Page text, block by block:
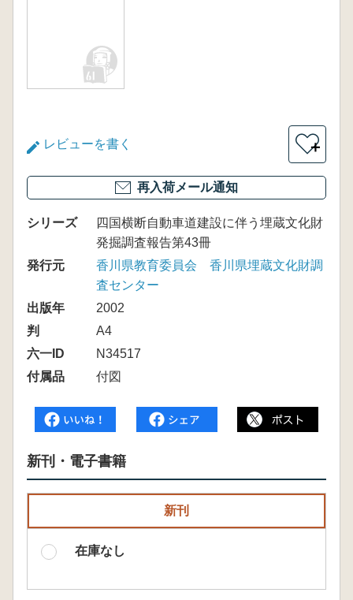
レビューを書く ＋
再入荷メール通知
シリーズ
四国横断自動車道建設に伴う埋蔵文化財
発掘調査報告第43冊
発行元
香川県教育委員会 香川県埋蔵文化財調
査センター
出版年
2002
判
A4
六一ID
N34517
付属品
付図
新刊・電子書籍
新刊
在庫なし